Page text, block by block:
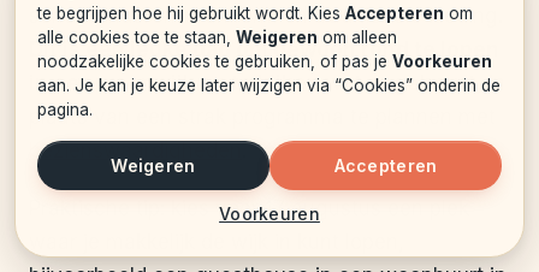
schoolkinderen in uniform en traditionele kleding.
Dit is een leuke dag om gewoon rond te lopen
in een woonwijk en te kijken wat er gebeurt , in
plaats van een strak programma te plannen met
bezienswaardigheden.
Praktische tip: kies voor 17 augustus een plek
te begrijpen hoe hij gebruikt wordt. Kies Accepteren om
alle cookies toe te staan, Weigeren om alleen
noodzakelijke cookies te gebruiken, of pas je Voorkeuren
aan. Je kan je keuze later wijzigen via “Cookies” onderin de
pagina.
Weigeren
Voorkeuren
Accepteren